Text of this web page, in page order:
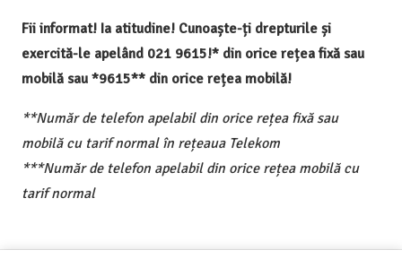
Fii informat! Ia atitudine! Cunoaște-ți drepturile și
exercită-le apelând 021 9615!* din orice rețea fixă sau
mobilă sau *9615** din orice rețea mobilă!
**Număr de telefon apelabil din orice rețea fixă sau
mobilă cu tarif normal în rețeaua Telekom
***Număr de telefon apelabil din orice rețea mobilă cu
tarif normal